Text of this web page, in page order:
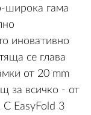
широка гама
иновативно
се глава
от 20 mm
за всичко - от
С EasyFold 3